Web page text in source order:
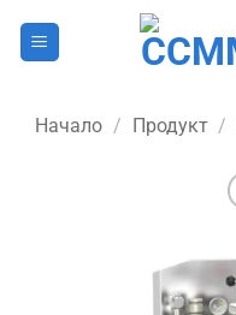
Начало / Продукт /